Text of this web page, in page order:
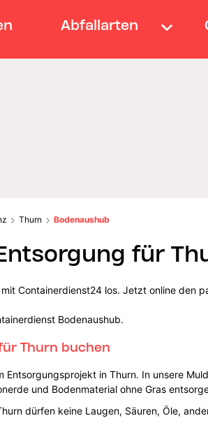
Abfallarten
Thurn Bodenaushub
für
Containerdienst24 los. Jetzt online den
Bodenaushub.
Thurn buchen
in Thurn. In unsere
und Bodenmaterial ohne Gras
dürfen keine Laugen, Säuren, Öle,